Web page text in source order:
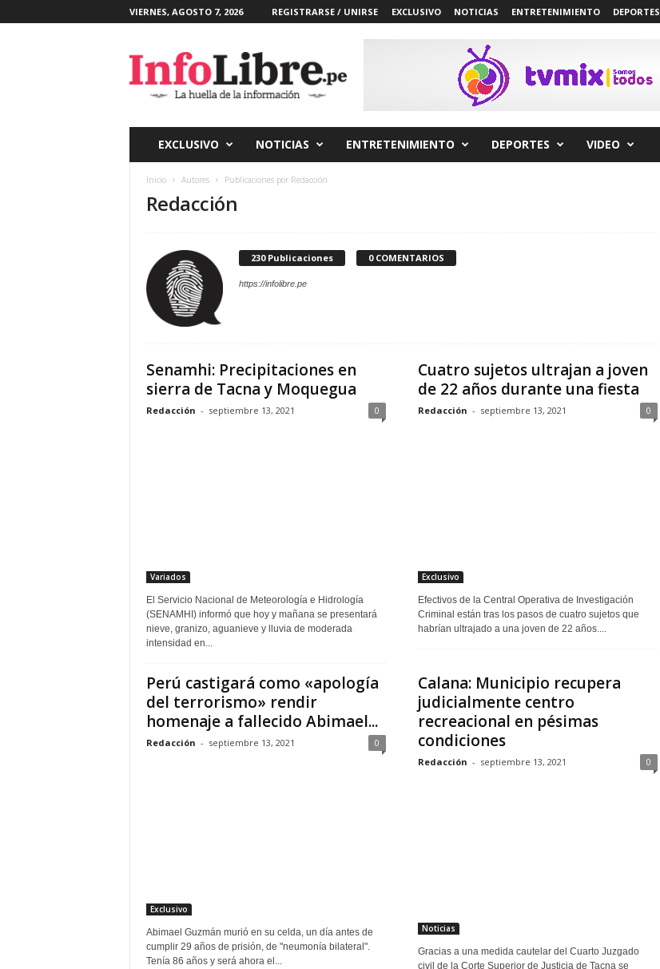
VIERNES, AGOSTO 7, 2026 REGISTRARSE / UNIRSE EXCLUSIVO NOTICIAS ENTRETENIMIENTO DEPORTES
n
o
EXCLUSIVO NOTICIAS ENTRETENIMIENTO DEPORTES VIDEO
Inicio Autores Publicaciones por Redacción
Redacción
230 Publicaciones 0 COMENTARIOS
https://infolibre.pe
Senamhi: Precipitaciones en
sierra de Tacna y Moquegua
Redacción - septiembre 13, 2021 0
Variados
El Servicio Nacional de Meteorología e Hidrología
(SENAMHI) informó que hoy y mañana se presentará
nieve, granizo, aguanieve y lluvia de moderada
intensidad en...
Cuatro sujetos ultrajan a joven
de 22 años durante una fiesta
Redacción - septiembre 13, 2021 0
Exclusivo
Efectivos de la Central Operativa de Investigación
Criminal están tras los pasos de cuatro sujetos que
habrían ultrajado a una joven de 22 años....
Perú castigará como «apología
del terrorismo» rendir
homenaje a fallecido Abimael...
Redacción - septiembre 13, 2021 0
Exclusivo
Abimael Guzmán murió en su celda, un día antes de
cumplir 29 años de prisión, de "neumonía bilateral".
Tenía 86 años y será ahora el...
Calana: Municipio recupera
judicialmente centro
recreacional en pésimas
condiciones
Redacción - septiembre 13, 2021 0
Noticias
Gracias a una medida cautelar del Cuarto Juzgado
civil de la Corte Superior de Justicia de Tacna se